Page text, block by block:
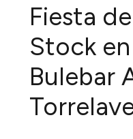
Fiesta
Stock
Bulebar